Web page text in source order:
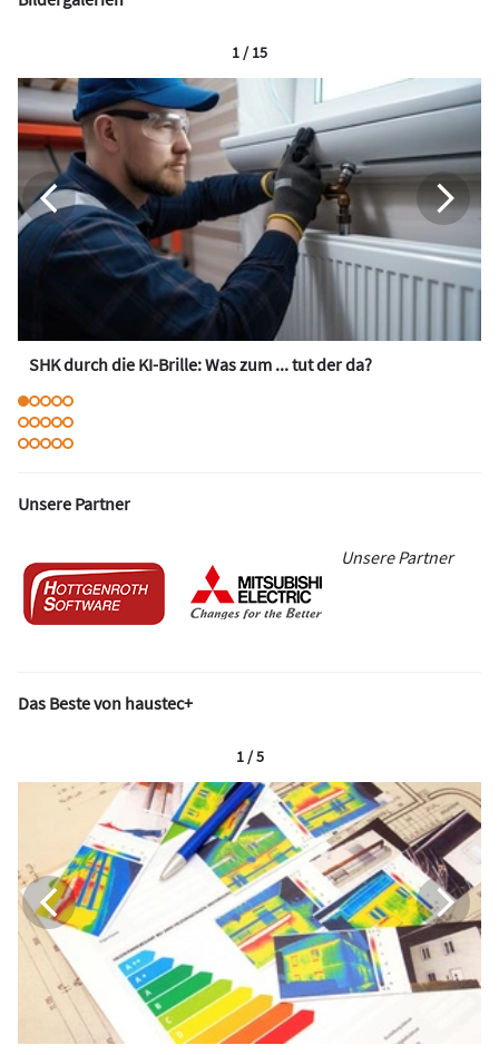
SHK durch die KI-Brille: Was zum ... tut der da?
1 / 15
Unsere Partner
Unsere Partner
Das Beste von haustec+
1 / 5